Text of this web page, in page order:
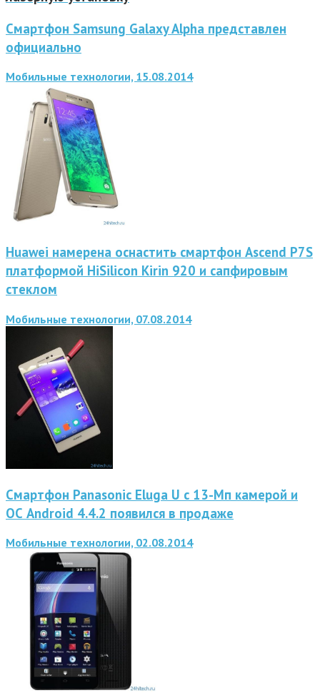
Смартфон Samsung Galaxy Alpha представлен
официально
Мобильные технологии, 15.08.2014
Huawei намерена оснастить смартфон Ascend P7S
платформой HiSilicon Kirin 920 и сапфировым
стеклом
Мобильные технологии, 07.08.2014
Смартфон Panasonic Eluga U с 13-Мп камерой и
ОС Android 4.4.2 появился в продаже
Мобильные технологии, 02.08.2014